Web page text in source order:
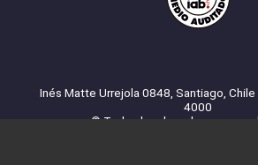
Inés Matte Urrejola 0848, Santiago,
4000
© Todos los derechos